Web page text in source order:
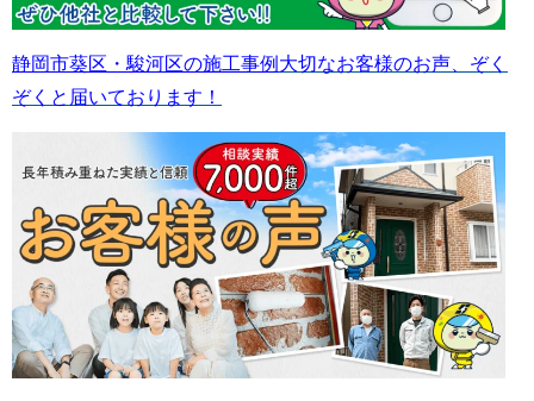
静岡市葵区・駿河区の施工事例 大切なお客様のお声、ぞく
ぞくと届いております！